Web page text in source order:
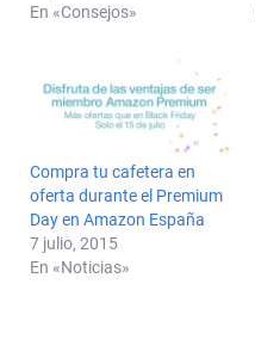
En «Consejos»
Compra tu cafetera en
oferta durante el Premium
Day en Amazon España
7 julio, 2015
En «Noticias»